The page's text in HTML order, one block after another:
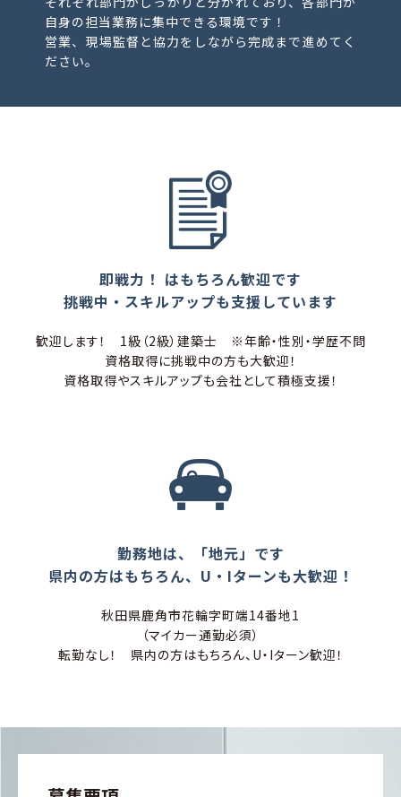
自身の担当業務に集中できる環境です！
営業、現場監督と協力をしながら完成まで進めてく
ださい。
即戦力！ はもちろん歓迎です
挑戦中・スキルアップも支援しています
歓迎します！ 1級（2級）建築士 ※年齢・性別・学歴不問
資格取得に挑戦中の方も大歓迎！
資格取得やスキルアップも会社として積極支援！
勤務地は、「地元」です
県内の方はもちろん、U・Iターンも大歓迎！
秋田県鹿角市花輪字町端14番地1
（マイカー通勤必須）
転勤なし！ 県内の方はもちろん、U・Iターン歓迎！